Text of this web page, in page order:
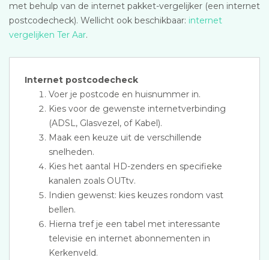
met behulp van de internet pakket-vergelijker (een internet
postcodecheck). Wellicht ook beschikbaar: internet
vergelijken Ter Aar.
Internet postcodecheck
Voer je postcode en huisnummer in.
Kies voor de gewenste internetverbinding
(ADSL, Glasvezel, of Kabel).
Maak een keuze uit de verschillende
snelheden.
Kies het aantal HD-zenders en specifieke
kanalen zoals OUTtv.
Indien gewenst: kies keuzes rondom vast
bellen.
Hierna tref je een tabel met interessante
televisie en internet abonnementen in
Kerkenveld.